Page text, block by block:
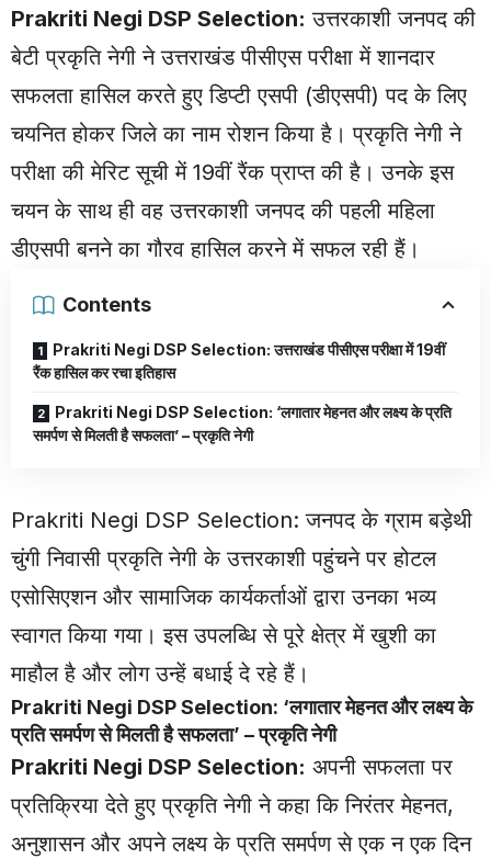
Prakriti Negi DSP Selection: उत्तरकाशीजनपद की
बेटी प्रकृति नेगी ने उत्तराखंड पीसीएस परीक्षा में शानदार
सफलता हासिल करते हुए डिप्टी एसपी (डीएसपी) पद के लिए
चयनित होकर जिले का नाम रोशन किया है। प्रकृति नेगी ने
परीक्षा की मेरिट सूची में 19वीं रैंक प्राप्त की है। उनके इस
चयन के साथ ही वह उत्तरकाशी जनपद की पहली महिला
डीएसपी बनने का गौरव हासिल करने में सफल रही हैं।
Contents
Prakriti Negi DSP Selection: उत्तराखंड पीसीएस परीक्षा में 19वीं
रैंक हासिल कर रचा इतिहास
Prakriti Negi DSP Selection: ‘लगातार मेहनत और लक्ष्य के प्रति
समर्पण से मिलती है सफलता’ – प्रकृति नेगी
Prakriti Negi DSP Selection: जनपद के ग्राम बड़ेथी
चुंगी निवासी प्रकृति नेगी के उत्तरकाशी पहुंचने पर होटल
एसोसिएशन और सामाजिक कार्यकर्ताओं द्वारा उनका भव्य
स्वागत किया गया। इस उपलब्धि से पूरे क्षेत्र में खुशी का
माहौल है और लोग उन्हें बधाई दे रहे हैं।
Prakriti Negi DSP Selection: ‘लगातार मेहनत और लक्ष्य के
प्रति समर्पण से मिलती है सफलता’ – प्रकृति नेगी
Prakriti Negi DSP Selection: अपनी सफलता पर
प्रतिक्रिया देते हुए प्रकृति नेगी ने कहा कि निरंतर मेहनत,
अनुशासन और अपने लक्ष्य के प्रति समर्पण से एक न एक दिन